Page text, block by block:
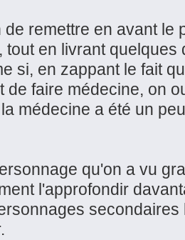
de remettre en avant le
tout en livrant quelques
si, en zappant le fait
de faire médecine, on
médecine a été un
qu'on a vu
l'approfondir